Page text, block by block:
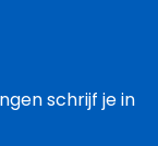
schrijf je in